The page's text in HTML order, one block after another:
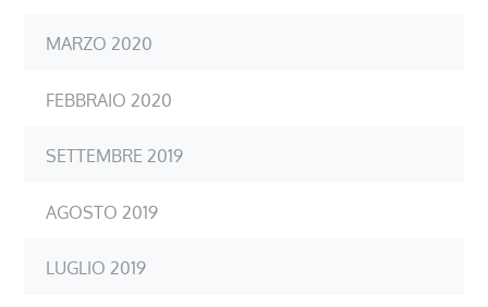
MARZO 2020
FEBBRAIO 2020
SETTEMBRE 2019
AGOSTO 2019
LUGLIO 2019